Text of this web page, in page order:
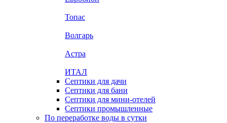
Топас
Волгарь
Астра
ИТАЛ
Септики для дачи
Септики для бани
Септики для мини-отелей
Септики промышленные
По переработке воды в сутки